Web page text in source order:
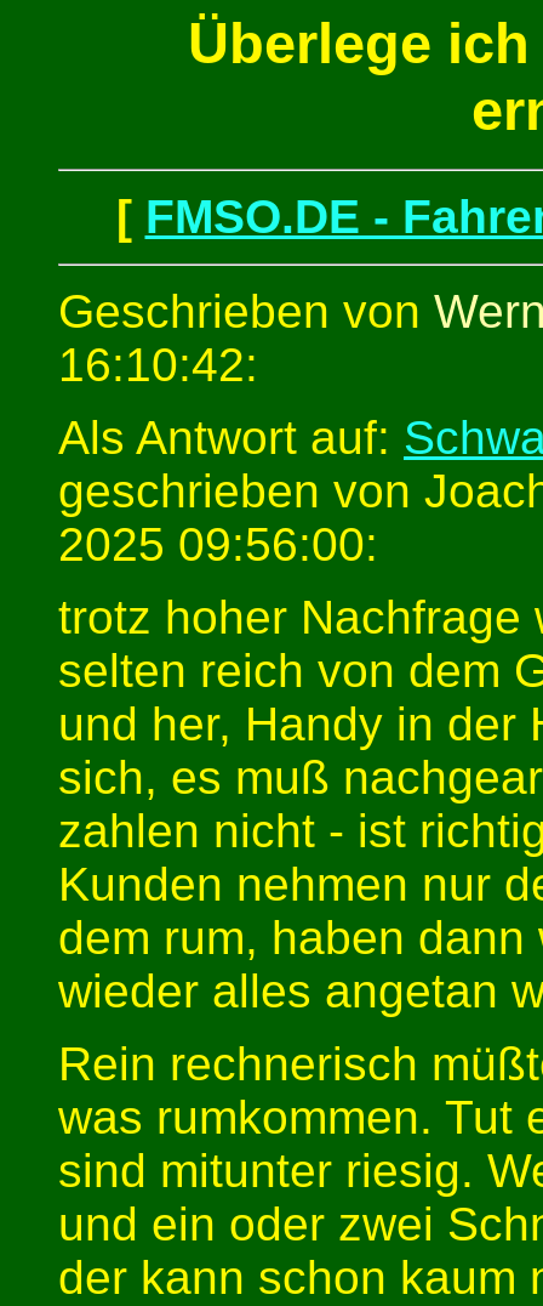
Überlege
[ FMSO.DE -
Geschrieben von
16:10:42:
Als Antwort auf:
geschrieben von
2025 09:56:00:
trotz hoher Nachfrage
selten reich von dem
und her, Handy in der
sich, es muß
zahlen nicht - ist
Kunden nehmen nur
dem rum, haben
wieder alles angetan
Rein rechnerisch
was rumkommen. Tut
sind mitunter riesig.
und ein oder zwei
der kann schon kaum